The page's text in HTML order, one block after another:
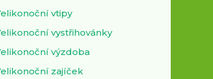
vtipy
vystřihovánky
výzdoba
zajíček